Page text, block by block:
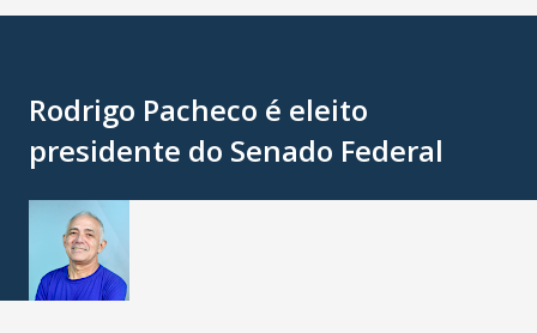
Rodrigo Pacheco é eleito
presidente do Senado Federal